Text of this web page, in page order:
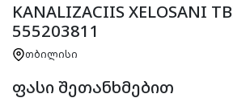
KANALIZACIIS XELOSANI
555203811
თბილისი
ფასი შეთანხმებით